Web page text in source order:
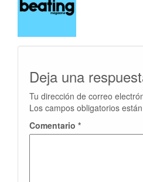
Deja una
Tu dirección de correo
Los campos obligatorios
Comentario *